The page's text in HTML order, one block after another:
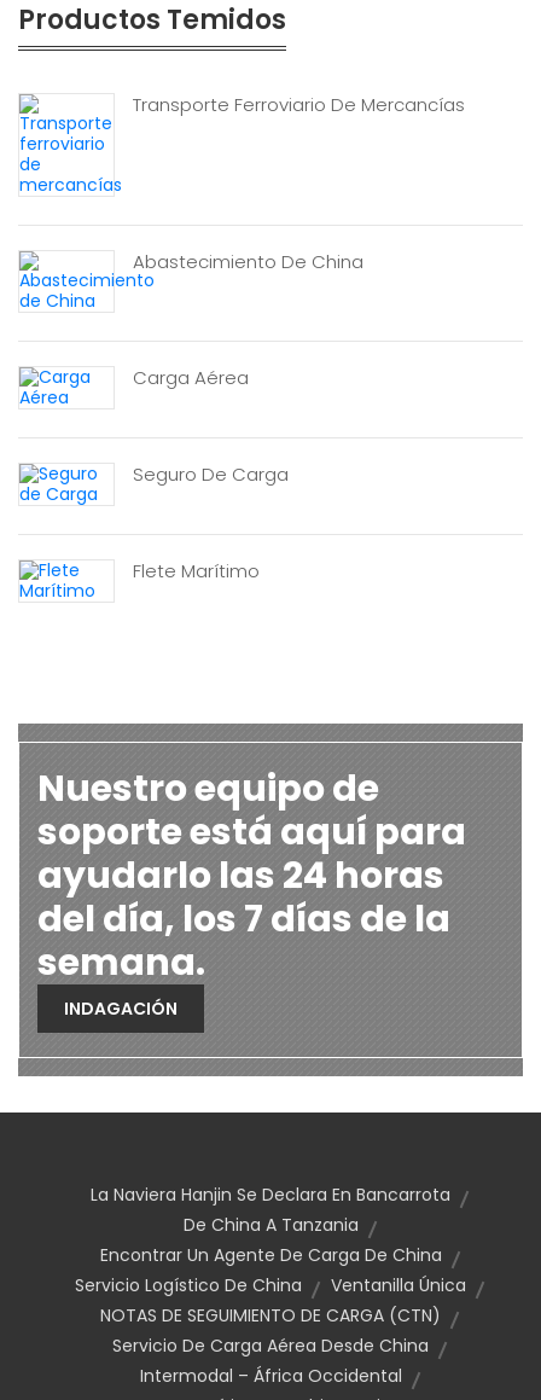
Productos Temidos
Transporte Ferroviario De Mercancías
Abastecimiento De China
Carga Aérea
Seguro De Carga
Flete Marítimo
Nuestro equipo de
soporte está aquí para
ayudarlo las 24 horas
del día, los 7 días de la
semana.
INDAGACIÓN
La Naviera Hanjin Se Declara En Bancarrota
De China A Tanzania
Encontrar Un Agente De Carga De China
Servicio Logístico De China
Ventanilla Única
NOTAS DE SEGUIMIENTO DE CARGA (CTN)
Servicio De Carga Aérea Desde China
Intermodal – África Occidental